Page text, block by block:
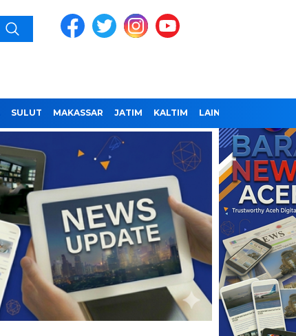
SULUT MAKASSAR JATIM KALTIM LAINNYA